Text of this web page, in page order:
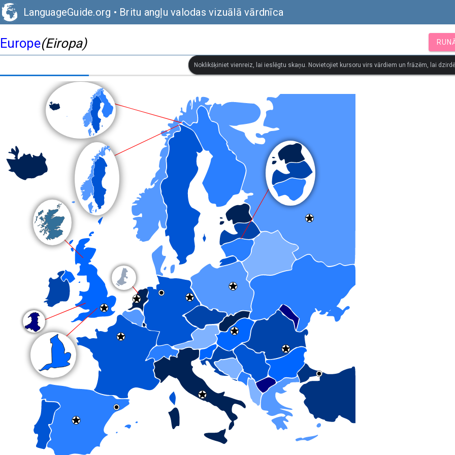
LanguageGuide.org • Britu angļu valodas vizuālā vārdnīca
Europe(Eiropa)
Noklikšķiniet vienreiz, lai ieslēgtu skaņu. Novietojiet kursoru virs vārdiem un frāzēm, lai